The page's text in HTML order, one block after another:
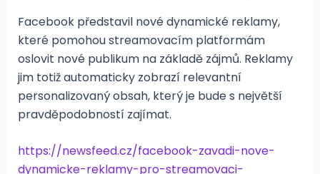
Facebook představil nové dynamické reklamy,
které pomohou streamovacím platformám
oslovit nové publikum na základě zájmů. Reklamy
jim totiž automaticky zobrazí relevantní
personalizovaný obsah, který je bude s největší
pravděpodobností zajímat.
https://newsfeed.cz/facebook-zavadi-nove-
dynamicke-reklamy-pro-streamovaci-